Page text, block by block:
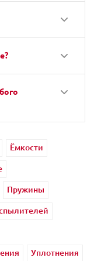
Ёмкости
Пружины
Уплотнения